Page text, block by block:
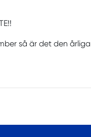
så är det den